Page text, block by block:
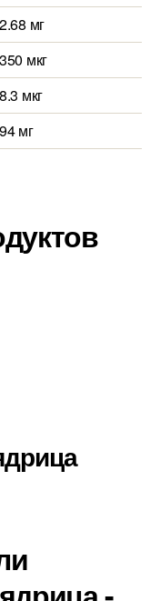
2.68 мг
350 мкг
8.3 мкг
94 мг